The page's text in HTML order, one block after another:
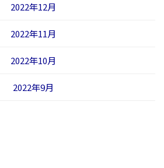
2022年12月
2022年11月
2022年10月
2022年9月